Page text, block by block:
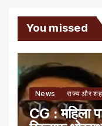
You missed
News राज्य और
CG : महिला